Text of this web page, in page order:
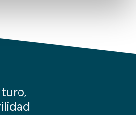
que haga del sitio web con
sociales, publicidad y análisis